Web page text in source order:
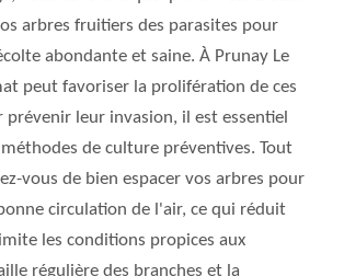
arbres fruitiers des parasites pour
abondante et saine. À Prunay Le
peut favoriser la prolifération de ces
prévenir leur invasion, il est essentiel
de culture préventives. Tout
vous de bien espacer vos arbres pour
circulation de l'air, ce qui réduit
les conditions propices aux
régulière des branches et la